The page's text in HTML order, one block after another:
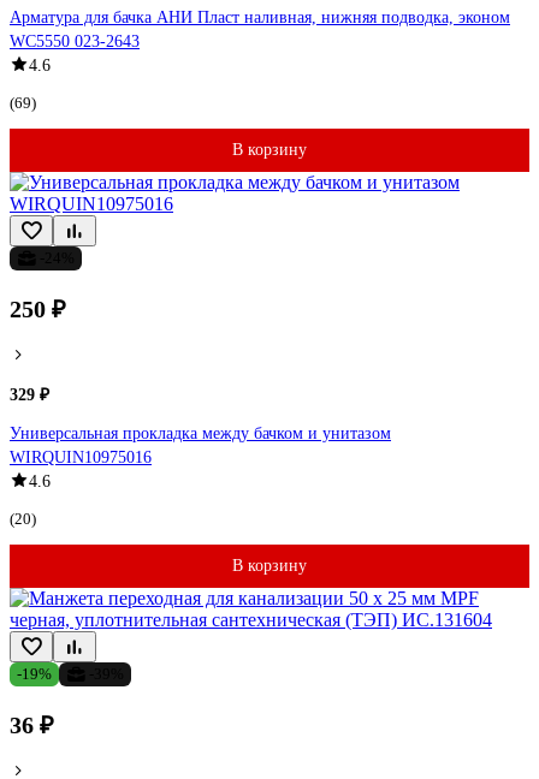
Арматура для бачка АНИ Пласт наливная, нижняя подводка, эконом
WC5550 023-2643
4.6
(69)
В корзину
250 ₽
329 ₽
Универсальная прокладка между бачком и унитазом
WIRQUIN10975016
4.6
(20)
В корзину
-19%
36 ₽